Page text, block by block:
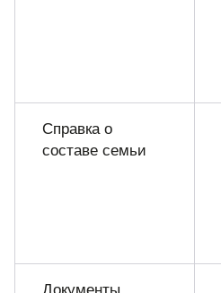
Справка о
составе семьи